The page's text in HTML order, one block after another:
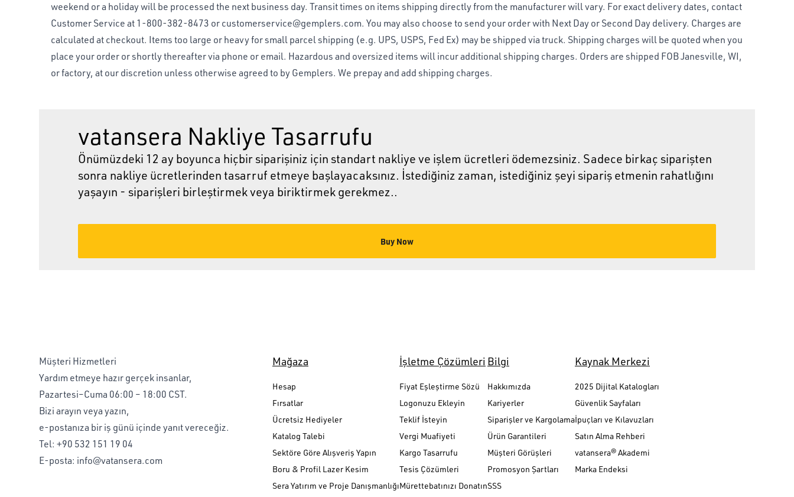
weekend or a holiday will be processed the next business day. Transit times on items shipping directly from the manufacturer will vary. For exact delivery dates, contact
Customer Service at 1-800-382-8473 or customerservice@gemplers.com. You may also choose to send your order with Next Day or Second Day delivery. Charges are
calculated at checkout. Items too large or heavy for small parcel shipping (e.g. UPS, USPS, Fed Ex) may be shipped via truck. Shipping charges will be quoted when you
place your order or shortly thereafter via phone or email. Hazardous and oversized items will incur additional shipping charges. Orders are shipped FOB Janesville, WI,
or factory, at our discretion unless otherwise agreed to by Gemplers. We prepay and add shipping charges.
vatansera Nakliye Tasarrufu
Önümüzdeki 12 ay boyunca hiçbir siparişiniz için standart nakliye ve işlem ücretleri ödemezsiniz. Sadece birkaç siparişten
sonra nakliye ücretlerinden tasarruf etmeye başlayacaksınız. İstediğiniz zaman, istediğiniz şeyi sipariş etmenin rahatlığını
yaşayın - siparişleri birleştirmek veya biriktirmek gerekmez..
Buy Now
Müşteri Hizmetleri
Yardım etmeye hazır gerçek insanlar,
Pazartesi–Cuma 06:00 – 18:00 CST.
Bizi arayın veya yazın,
e-postanıza bir iş günü içinde yanıt vereceğiz.
Tel: +90 532 151 19 04
E-posta: info@vatansera.com
Mağaza
Hesap
Fırsatlar
Ücretsiz Hediyeler
Katalog Talebi
Sektöre Göre Alışveriş Yapın
Boru & Profil Lazer Kesim
Sera Yatırım ve Proje Danışmanlığı
İşletme Çözümleri
Fiyat Eşleştirme Sözü
Logonuzu Ekleyin
Teklif İsteyin
Vergi Muafiyeti
Kargo Tasarrufu
Tesis Çözümleri
Mürettebatınızı Donatın
Bilgi
Hakkımızda
Kariyerler
Siparişler ve Kargolama
Ürün Garantileri
Müşteri Görüşleri
Promosyon Şartları
SSS
Kaynak Merkezi
2025 Dijital Katalogları
Güvenlik Sayfaları
İpuçları ve Kılavuzları
Satın Alma Rehberi
vatansera® Akademi
Marka Endeksi